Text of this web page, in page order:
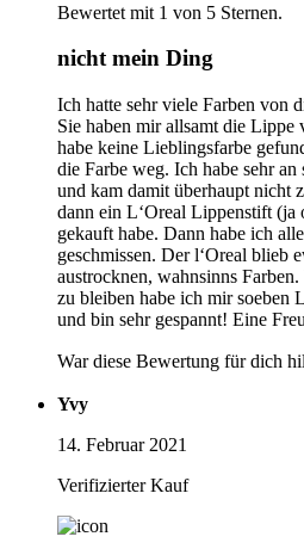
Bewertet mit 1 von 5 Sternen.
nicht mein Ding
Ich hatte sehr viele Farben von
Sie haben mir allsamt die Lippe
habe keine Lieblingsfarbe
die Farbe weg. Ich habe sehr
und kam damit überhaupt nicht
dann ein L‘Oreal Lippenstift (ja
gekauft habe. Dann habe ich
geschmissen. Der l‘Oreal blieb
austrocknen, wahnsinns
zu bleiben habe ich mir soeben
und bin sehr gespannt! Eine
War diese Bewertung für dich
Yvy
14. Februar 2021
Verifizierter Kauf